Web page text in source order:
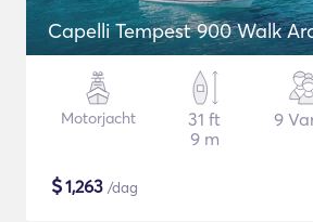
Capelli Tempest 900 Walk
Motorjacht
31 ft
9 m
9
$1,263 /dag